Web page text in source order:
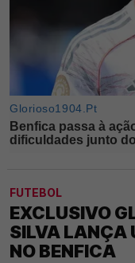
FUTEBOL
EXCLUSIVO
SILVA LANÇA
NO BENFICA